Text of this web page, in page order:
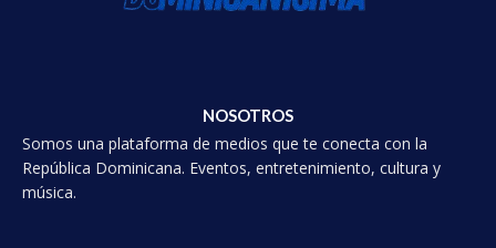
NOSOTROS
Somos una plataforma de medios que te conecta con la
República Dominicana. Eventos, entretenimiento, cultura y
música.